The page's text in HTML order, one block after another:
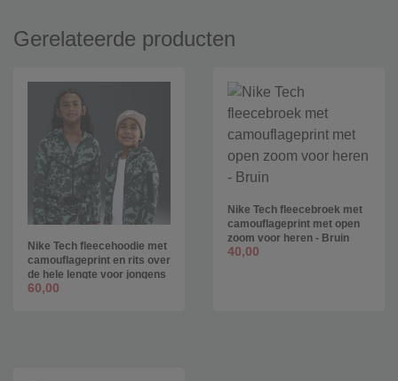
Gerelateerde producten
Nike Tech fleecehoodie met
camouflageprint en rits over
de hele lengte voor jongens
- Groen
60,00
Nike Tech fleecebroek met
camouflageprint met open
zoom voor heren - Bruin
40,00